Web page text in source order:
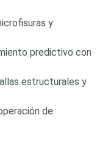
y
predictivo con
estructurales y
de